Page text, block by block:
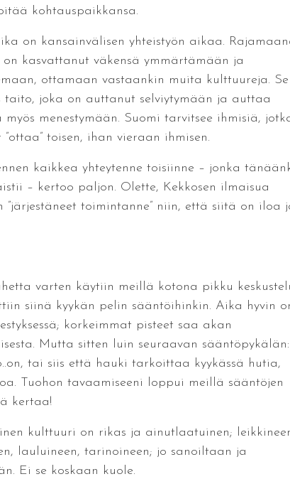
kohtauspaikkansa.
on kansainvälisen yhteistyön aikaa.
kasvattanut väkensä ymmärtämään ja
ottamaan vastaankin muita kulttuureja. Se
taito, joka on auttanut selviytymään ja auttaa
myös menestymään. Suomi tarvitsee ihmisiä,
”ottaa” toisen, ihan vieraan ihmisen.
kaikkea yhteytenne toisiinne – jonka
– kertoo paljon. Olette, Kekkosen ilmaisua
”järjestäneet toimintanne” niin, että siitä on iloa
varten käytiin meillä kotona pikku
siinä kyykän pelin sääntöihinkin. Aika hyvin
korkeimmat pisteet saa akan
Mutta sitten luin seuraavan sääntöpykälän:
tai siis että hauki tarkoittaa kyykässä hutia,
Tuohon tavaamiseeni loppui meillä sääntöjen
kertaa!
kulttuuri on rikas ja ainutlaatuinen;
lauluineen, tarinoineen; jo sanoiltaan ja
Ei se koskaan kuole.